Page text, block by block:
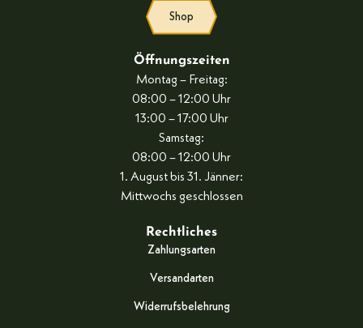
Shop
Öffnungszeiten
Montag – Freitag:
08:00 – 12:00 Uhr
13:00 – 17:00 Uhr
Samstag:
08:00 – 12:00 Uhr
1. August bis 31. Jänner:
Mittwochs geschlossen
Rechtliches
Zahlungsarten
Versandarten
Widerrufsbelehrung